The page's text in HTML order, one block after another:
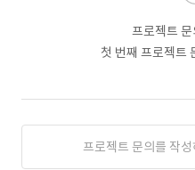
프로젝트
첫 번째 프로젝트
프로젝트 문의를 작성